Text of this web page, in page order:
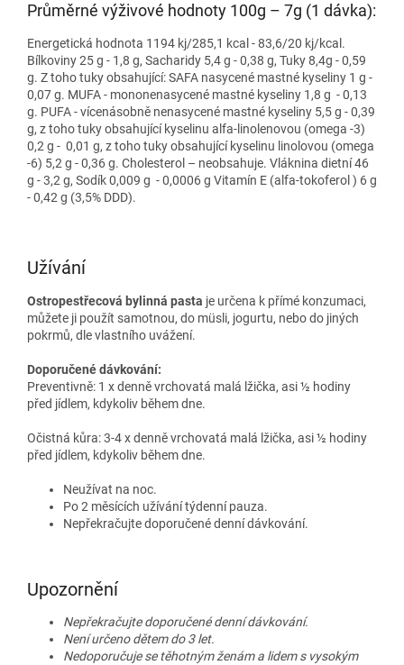
Průměrné výživové hodnoty 100g – 7g (1 dávka):
Energetická hodnota 1194 kj/285,1 kcal - 83,6/20 kj/kcal.
Bílkoviny 25 g - 1,8 g, Sacharidy 5,4 g - 0,38 g, Tuky 8,4g - 0,59
g. Z toho tuky obsahující: SAFA nasycené mastné kyseliny 1 g -
0,07 g. MUFA - mononenasycené mastné kyseliny 1,8 g - 0,13
g. PUFA - vícenásobně nenasycené mastné kyseliny 5,5 g - 0,39
g, z toho tuky obsahující kyselinu alfa-linolenovou (omega -3)
0,2 g - 0,01 g, z toho tuky obsahující kyselinu linolovou (omega
-6) 5,2 g - 0,36 g. Cholesterol – neobsahuje. Vláknina dietní 46
g - 3,2 g, Sodík 0,009 g - 0,0006 g Vitamín E (alfa-tokoferol ) 6 g
- 0,42 g (3,5% DDD).
Užívání
Ostropestřecová bylinná pasta je určena k přímé konzumaci,
můžete ji použít samotnou, do müsli, jogurtu, nebo do jiných
pokrmů, dle vlastního uvážení.
Doporučené dávkování:
Preventivně: 1 x denně vrchovatá malá lžička, asi ½ hodiny
před jídlem, kdykoliv během dne.
Očistná kůra: 3-4 x denně vrchovatá malá lžička, asi ½ hodiny
před jídlem, kdykoliv během dne.
Neužívat na noc.
Po 2 měsících užívání týdenní pauza.
Nepřekračujte doporučené denní dávkování.
Upozornění
Nepřekračujte doporučené denní dávkování.
Není určeno dětem do 3 let.
Nedoporučuje se těhotným ženám a lidem s vysokým